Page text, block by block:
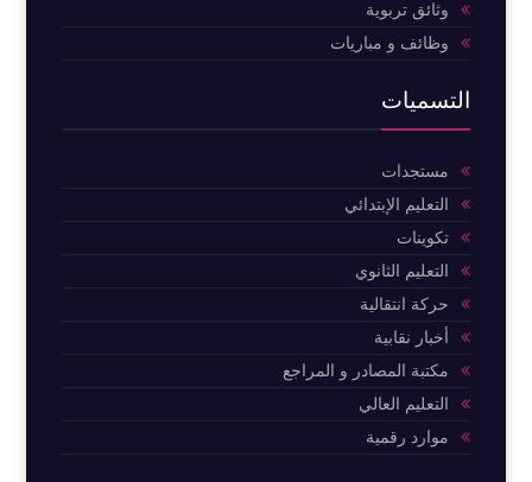
وثائق تربوية
وظائف و مباريات
التسميات
مستجدات
التعليم الإبتدائي
تكوينات
التعليم الثانوي
حركة انتقالية
أخبار نقابية
مكتبة المصادر و المراجع
التعليم العالي
موارد رقمية